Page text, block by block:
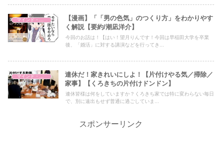
マインド・哲学
【漫画】「「男の色気」のつくり方」をわかりやす
く解説【要約/潮凪洋介】
今回のお話は！【はい！望月りんです！今回は早稲田大学を卒業
後、「婚活」に対する講演などを行ってき...
連休だ！家きれいにしよ！【片付けやる気／掃除／
家事】【くろきちの片付けドンドン】
連休皆様は何をしていますか？くろきち家では特に変わらない毎日
で、別に遠出もせず普通に過ごしていま...
スポンサーリンク